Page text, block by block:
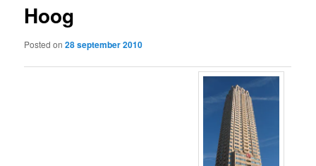
content
Hoog
Posted on28 september 2010